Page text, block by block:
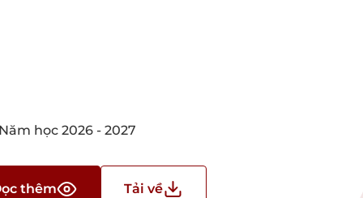
học 2026 - 2027
thêm Tải về